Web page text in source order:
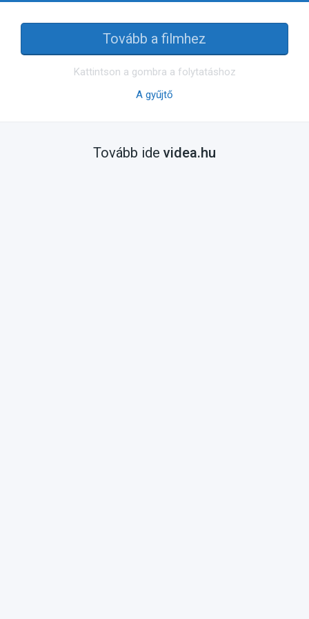
Tovább a filmhez
Kattintson a gombra a folytatáshoz
A gyűjtő
Tovább ide videa.hu